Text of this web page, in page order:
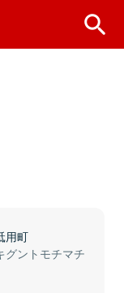
用町
グントモチマチ